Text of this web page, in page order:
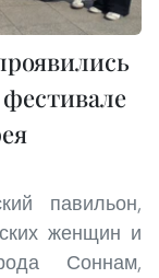
павильон,
женщин и
Соннам,